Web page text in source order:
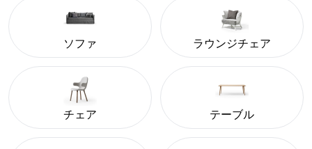
ソファ ラウンジチェア
チェア テーブル